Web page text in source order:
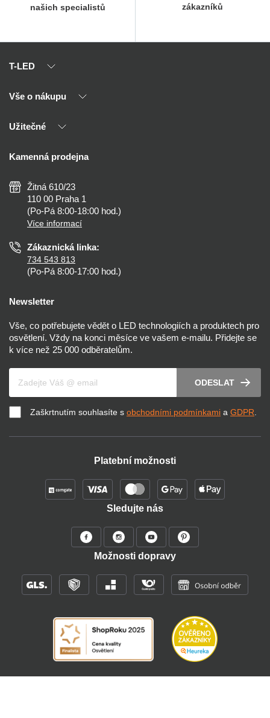
našich specialistů
zákazníků
T-LED
O nás
Kontakty
Vše o nákupu
Výhody T-LED
Montáž
Nejčastější dotazy
Než koupíte
Osvětlení dle místnosti
Užitečné
Reklamace a vrácení
Zásady ochrany soukromí
Nastavení cookies
Prohlášení o přístupnosti
Kamenná prodejna
Žitná 610/23
110 00 Praha 1
(Po-Pá 8:00-18:00 hod.)
Více informací
Zákaznická linka:
734 543 813
(Po-Pá 8:00-17:00 hod.)
Newsletter
Vše, co potřebujete vědět o LED technologiích a produktech pro
osvětlení. Vždy na konci měsíce ve vašem e-mailu. Přidejte se
k více než 25 000 odběratelům.
ODESLAT
Zaškrtnutím souhlasíte s obchodními podmínkami a GDPR.
Platební možnosti
Sledujte nás
Možnosti dopravy